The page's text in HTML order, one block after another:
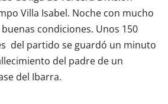
Villa Isabel. Noche con mucho
condiciones. Unos 150
del partido se guardó un minuto
del padre de un
del Ibarra.